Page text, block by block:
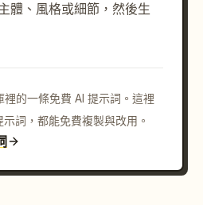
體、風格或細節，然後生
的一條免費 AI 提示詞。這裡
詞，都能免費複製與改用。